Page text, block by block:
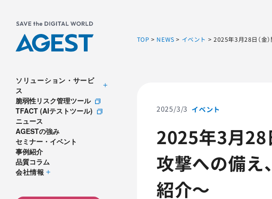
ソリューション・サービ
ス
脆弱性リスク管理ツール
TFACT (AIテストツール)
ニュース
AGESTの強み
セミナー・イベント
事例紹介
品質コラム
会社情報
TOP > NEWS > イベント > 2025年3月28日（金
2025/3/3 イベント
2025年3月28
攻撃への備え
紹介～